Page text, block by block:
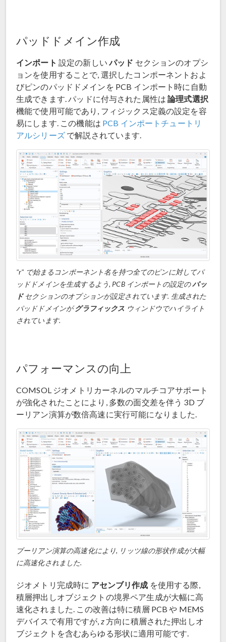
パッドドメイン作成
インポート 設定の新しいパッド セクションのオプシ
ョンを使用することで, 選択したコンポーネントおよ
びピンのパッドドメインを PCB インポート時に自動
生成できます. パッドに付与された属性は論理式選択
機能で使用可能であり, フィジックス定義の設定を容
易にします. この機能は PCB インポートチュートリ
アルシリーズで解説されています.
"r" で始まるコンポーネント名を持つ全てのピンに対してパ
ッドドメインを生成するよう, PCB インポートの設定のパッ
ドセクションのオプションが設定されています. 生成された
パッドドメインがグラフィックス ウィンドウでハイライト
されています.
パフォーマンスの向上
COMSOL ジオメトリカーネルのマルチコアサポート
が強化されたことにより, 多数の面交差を伴う 3D ブ
ーリアン演算が数倍高速に実行可能になりました.
ブーリアン演算の高速化により, リッツ線の形状作成が大幅
に高速化されました.
ジオメトリ完成時に アセンブリ作成 を使用する際,
積層押出しオブジェクトの境界ペア生成が大幅に高
速化されました. この改善は特に積層 PCB や MEMS
デバイスで有用ですが, z方向に積層された押出しオ
ブジェクトを含むあらゆる形状に適用可能です.